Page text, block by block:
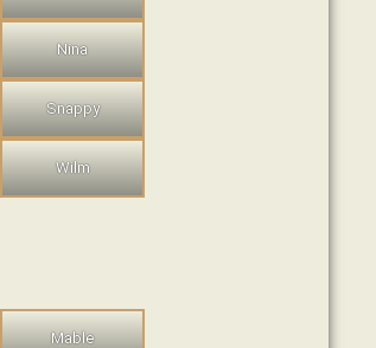
Nina
Snappy
Wilm
Mable